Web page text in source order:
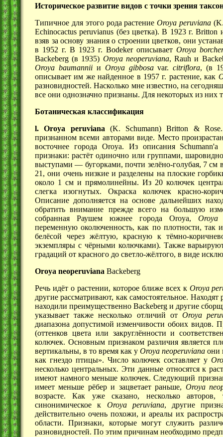
Историческое развитие видов с точки зрения
Типичное для этого рода растениеOroya peruviana
Echinocactus peruvianus (без цветка).В 1923 г. Britton
взяв за основу знания о строении цветков, они
в 1952 г. В 1923 г. Bodeker описывает Oroya
Backeberg(в 1935) Oroya neoperuviana, Rauh и
Oroya baumanniiи Oroya gibbosavar.citriflora,(в
описывает им же найденное в 1957 г. растение, как
разновидностей. Насколько мне известно, на
все они однозначно признаны. Для некоторых из них
Ботаническая классификация
l. Oroya peruviana(K. Schumann) Britton & Rose.
признанном всеми авторами виде. Место
восточнее города Oroya. Из описания Schumann'а
признаки: растёт одиночно или группами,
выступами — бугорками, почти зелёно-голубая, 7 см
21, они очень низкие и разделены на плоские
около 1 см и прямолинейны. Из 20 колючек
слегка изогнутых. Окраска колючек красно-
Описание дополняется на основе дальнейших
обратить внимание прежде всего на большую
собранная Раушем южнее города Oroya, Oroya
переменную околюченность, как по плотности, так
белёсой через жёлтую, красную к тёмно-
экземпляры с чёрными колючками). Также
градаций от красного до светло-жёлтого, в виде
Oroya neoperuviana Backeberg
Речь идёт о растении, которое ближе всех к Oroya
другие рассматривают, как самостоятельное.
находили преимущественно Backeberg и другие
указывает также несколько отличий от Oroya
диапазона допустимой изменчивости обоих видов.
(оттенков цвета или закруглённости и
колючек. Основным признаком различия является
вертикальны, в то время как у Oroya neoperuviana они
как гнездо птицы». Число колючек составляет у
несколько центральных. Эти данные относятся к
имеют намного меньше колючек. Следующий
имеет меньше рёбер и зацветает раньше, Oroya
возрасте. Как уже сказано, несколько
синонимическое к Oroya peruviana, другие
действительно очень похожи, и ареалы их
области. Признаки, которые могут служить
разновидностей. По этим причинам необходимо